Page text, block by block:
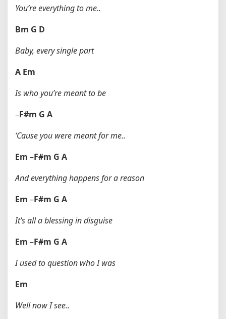
You’re everything to me..
Bm G D
Baby, every single part
A Em
Is who you’re meant to be
–F#m G A
‘Cause you were meant for me..
Em –F#m G A
And everything happens for a reason
Em –F#m G A
It’s all a blessing in disguise
Em –F#m G A
I used to question who I was
Em
Well now I see..